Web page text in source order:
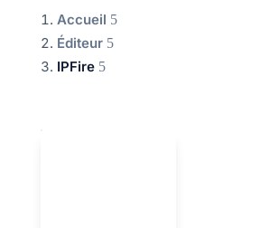
Accueil
Éditeur
IPFire